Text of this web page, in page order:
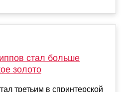
стал больше
золото
третьим в спринтерской